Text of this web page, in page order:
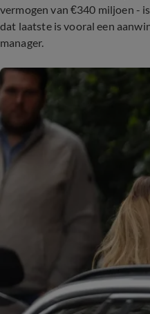
vermogen van €340 miljoen -
dat laatste is vooral een
manager.